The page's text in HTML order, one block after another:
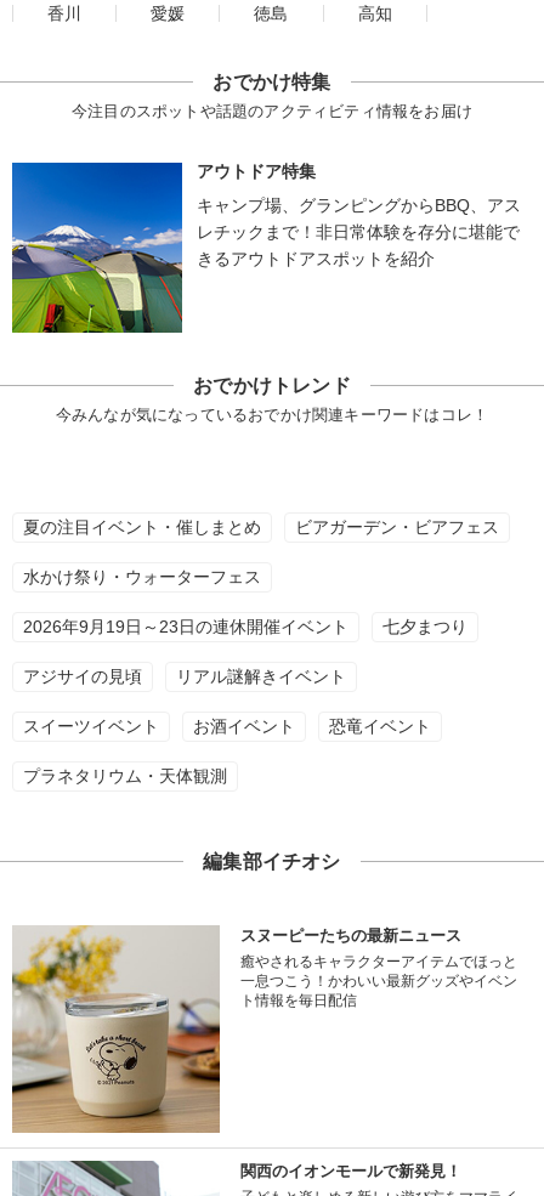
香川
愛媛 徳島 高知
おでかけ特集
今注目のスポットや話題のアクティビティ情報をお届け
アウトドア特集
キャンプ場、グランピングからBBQ、アス
レチックまで！非日常体験を存分に堪能で
きるアウトドアスポットを紹介
おでかけトレンド
今みんなが気になっているおでかけ関連キーワードはコレ！
夏の注目イベント・催しまとめ ビアガーデン・ビアフェス
水かけ祭り・ウォーターフェス
2026年9月19日～23日の連休開催イベント 七夕まつり
アジサイの見頃 リアル謎解きイベント
スイーツイベント お酒イベント 恐竜イベント
プラネタリウム・天体観測
編集部イチオシ
スヌーピーたちの最新ニュース
癒やされるキャラクターアイテムでほっと
一息つこう！かわいい最新グッズやイベン
ト情報を毎日配信
関西のイオンモールで新発見！